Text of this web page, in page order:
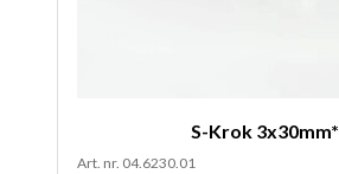
S-Krok 3x30mm*
Art. nr. 04.6230.01